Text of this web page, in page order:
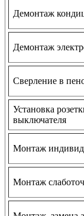
Демонтаж
Демонтаж
Сверление в
Установка
выключателя
Монтаж
Монтаж